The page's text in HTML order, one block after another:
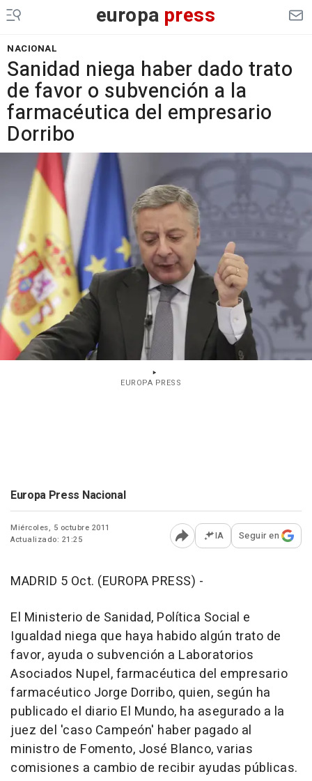
europa press
NACIONAL
Sanidad niega haber dado trato
de favor o subvención a la
farmacéutica del empresario
Dorribo
EUROPA PRESS
Europa Press Nacional
Miércoles, 5 octubre 2011
Actualizado: 21:25
Abrir opciones para
IA Seguir en
MADRID 5 Oct. (EUROPA PRESS) -
El Ministerio de Sanidad, Política Social e
Igualdad niega que haya habido algún trato de
favor, ayuda o subvención a Laboratorios
Asociados Nupel, farmacéutica del empresario
farmacéutico Jorge Dorribo, quien, según ha
publicado el diario El Mundo, ha asegurado a la
juez del 'caso Campeón' haber pagado al
ministro de Fomento, José Blanco, varias
comisiones a cambio de recibir ayudas públicas.